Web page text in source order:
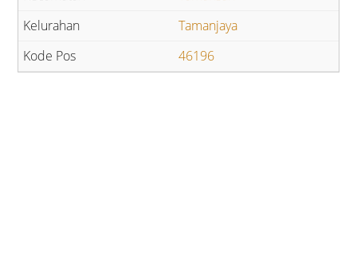
Tamanjaya
46196